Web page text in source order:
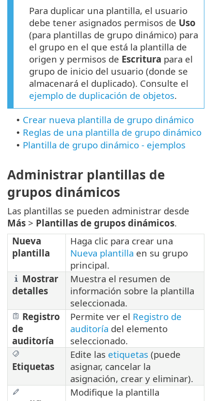
Para duplicar una plantilla, el usuario
debe tener asignados permisos de Uso
(para plantillas de grupo dinámico) para
el grupo en el que está la plantilla de
origen y permisos de Escritura para el
grupo de inicio del usuario (donde se
almacenará el duplicado). Consulte el
ejemplo de duplicación de objetos.
• Crear nueva plantilla de grupo dinámico
• Reglas de una plantilla de grupo dinámico
• Plantilla de grupo dinámico - ejemplos
Administrar plantillas de
grupos dinámicos
Las plantillas se pueden administrar desde
Más > Plantillas de grupos dinámicos.
Nueva
plantilla
Haga clic para crear una
Nueva plantilla en su grupo
principal.
Mostrar
detalles
Muestra el resumen de
información sobre la plantilla
seleccionada.
Registro
de
auditoría
Permite ver el Registro de
auditoría del elemento
seleccionado.
Etiquetas
Edite las etiquetas (puede
asignar, cancelar la
asignación, crear y eliminar).
Modifique la plantilla